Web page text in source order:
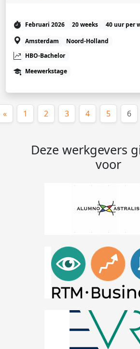
Februari 2026 20 weeks
40 uur per
Amsterdam
Noord-Holland
HBO-Bachelor
Meewerkstage
« 1 2 3 4 5 6
Deze werkgevers
voor